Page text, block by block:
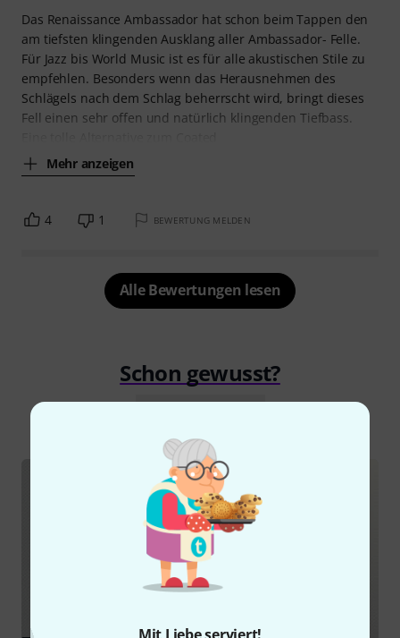
Mit Liebe serviert!
Das Renaissance Ambassador hat schon beim Tappen den
am tiefsten klingenden Ausklang aller Ambassador- Felle.
Für Jazz bis World Music ist es für alle akustischen Stile zu
empfehlen. Besonders wenn das Herausnehmen des
Schlägels nach dem Schlag beherrscht wird, bringt dieses
Fell einen sehr offen und natürlich klingenden Tiefbass.
Mehr anzeigen
4 1 BEWERTUNG MELDEN
Alle Bewertungen lesen
Schon gewusst?